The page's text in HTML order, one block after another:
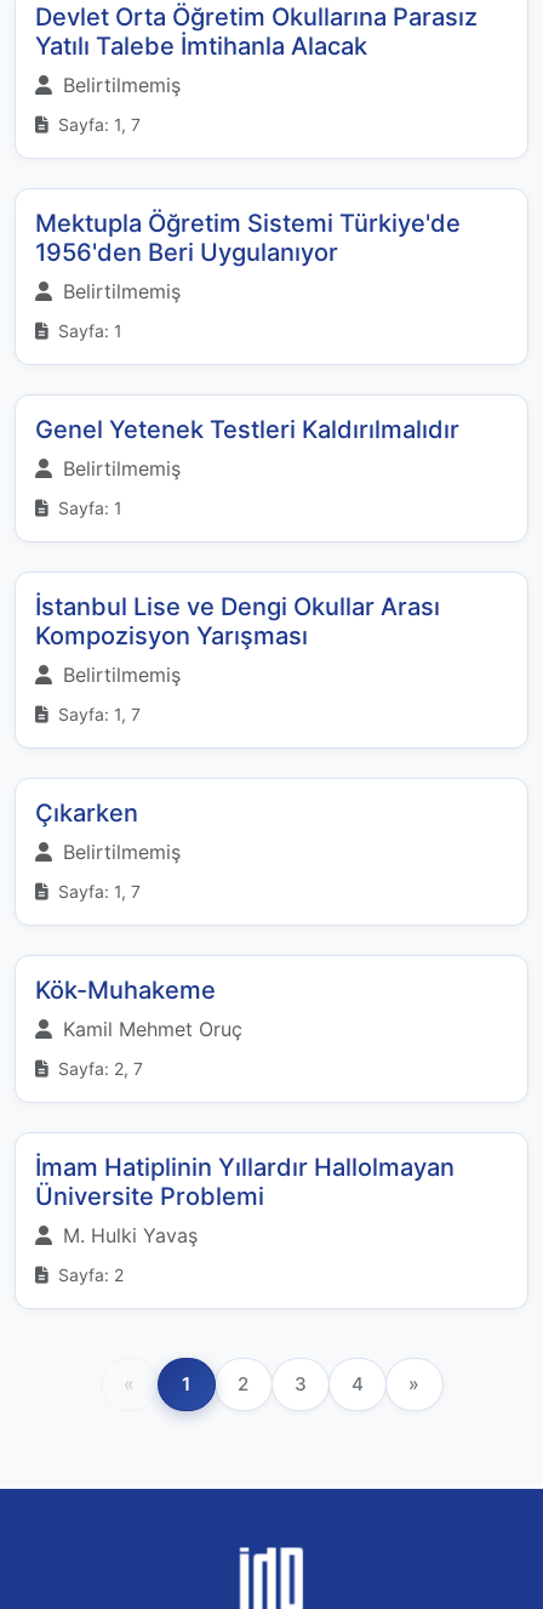
Devlet Orta Öğretim Okullarına Parasız
Yatılı Talebe İmtihanla Alacak
Belirtilmemiş
Sayfa: 1, 7
Mektupla Öğretim Sistemi Türkiye'de
1956'den Beri Uygulanıyor
Belirtilmemiş
Sayfa: 1
Genel Yetenek Testleri Kaldırılmalıdır
Belirtilmemiş
Sayfa: 1
İstanbul Lise ve Dengi Okullar Arası
Kompozisyon Yarışması
Belirtilmemiş
Sayfa: 1, 7
Çıkarken
Belirtilmemiş
Sayfa: 1, 7
Kök-Muhakeme
Kamil Mehmet Oruç
Sayfa: 2, 7
İmam Hatiplinin Yıllardır Hallolmayan
Üniversite Problemi
M. Hulki Yavaş
Sayfa: 2
« 1 2 3 4 »